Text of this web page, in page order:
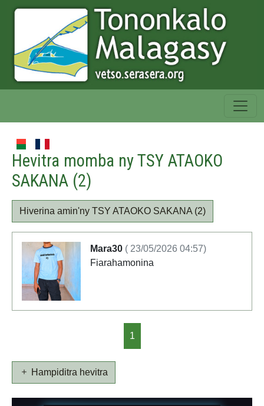
Hevitra momba ny TSY ATAOKO
SAKANA (2)
Hiverina amin'ny TSY ATAOKO SAKANA (2)
Mara30 ( 23/05/2026 04:57)
Fiarahamonina
1
Hampiditra hevitra